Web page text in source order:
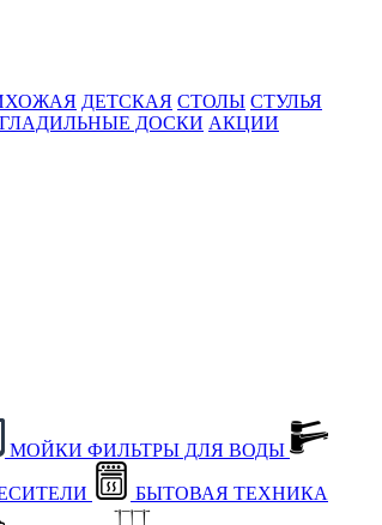
ДЕТСКАЯ СТОЛЫ СТУЛЬЯ
ГЛАДИЛЬНЫЕ ДОСКИ АКЦИИ
МОЙКИ ФИЛЬТРЫ ДЛЯ ВОДЫ
БЫТОВАЯ ТЕХНИКА